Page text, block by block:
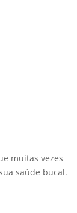
muitas vezes
saúde bucal.